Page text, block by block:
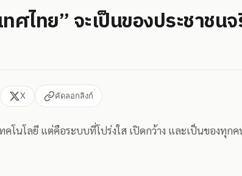
ศไทย” จะเป็นของประชาชน
X คัดลอกลิงก์
คโนโลยี แต่คือระบบที่โปร่งใส เปิดกว้าง และเป็นของทุก